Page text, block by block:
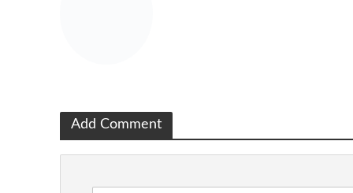
Add Comment